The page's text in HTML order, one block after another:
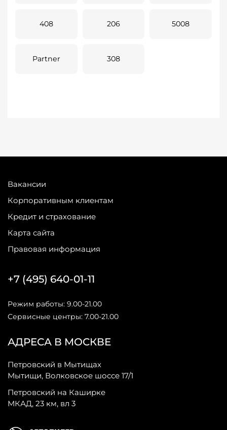
408 206 5008
Partner 308
Вакансии
Корпоративным клиентам
Кредит и страхование
Карта сайта
Правовая информация
АДРЕСА В МОСКВЕ
Петровский в Мытищах
Мытищи, Волковское шоссе 17/1
Петровский на Каширке
МКАД, 23 км, вл 3
+7 (495) 640-01-11
Режим работы: 9.00-21.00
Сервисные центры: 7.00-21.00